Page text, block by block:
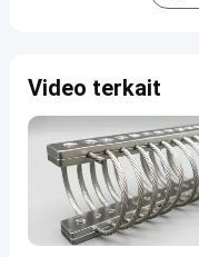
tahan
karat
Isolator
getaran
tali kawat
2024-
07-24
Video terkait